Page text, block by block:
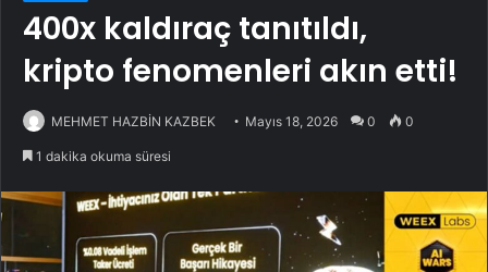
400x kaldıraç tanıtıldı,
kripto fenomenleri akın etti!
MEHMET HAZBİN KAZBEK Mayıs 18, 2026 0 0
1 dakika okuma süresi